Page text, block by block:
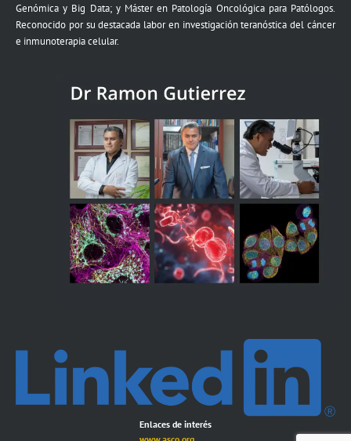
Genómica y Big Data; y Máster en Patología Oncológica para Patólogos.
Reconocido por su destacada labor en investigación teranóstica del cáncer
e inmunoterapia celular.
Enlaces de interés